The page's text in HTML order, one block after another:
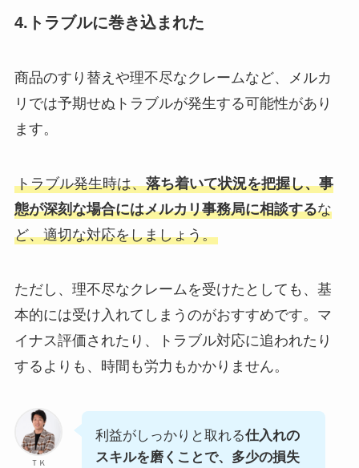
4. トラブルに巻き込まれた
商品のすり替えや理不尽なクレームなど、メルカ
リでは予期せぬトラブルが発生する可能性があり
ます。
トラブル発生時は、落ち着いて状況を把握し、事
態が深刻な場合にはメルカリ事務局に相談するな
ど、適切な対応をしましょう。
ただし、理不尽なクレームを受けたとしても、基
本的には受け入れてしまうのがおすすめです。マ
イナス評価されたり、トラブル対応に追われたり
するよりも、時間も労力もかかりません。
ＴＫ
利益がしっかりと取れる仕入れの
スキルを磨くことで、多少の損失